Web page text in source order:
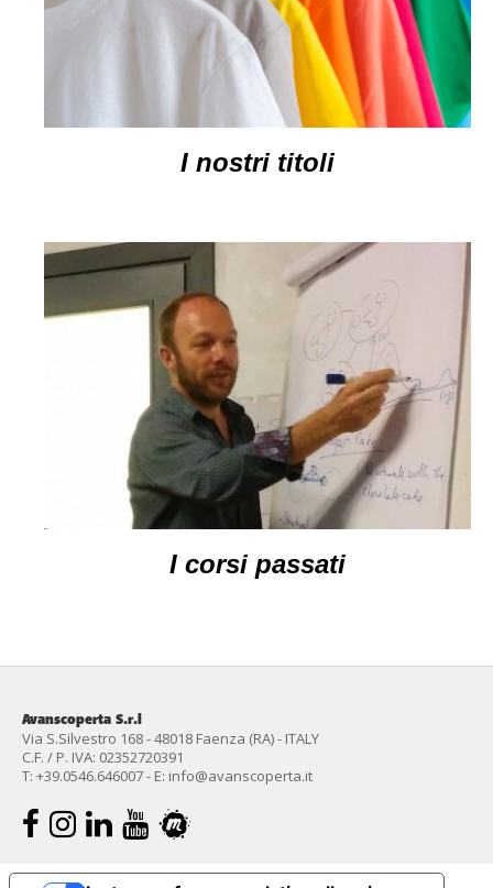
I nostri titoli
I corsi passati
Avanscoperta S.r.l
Via S.Silvestro 168 - 48018 Faenza (RA) - ITALY
C.F. / P. IVA: 02352720391
T: +39.0546.646007- E: info@avanscoperta.it